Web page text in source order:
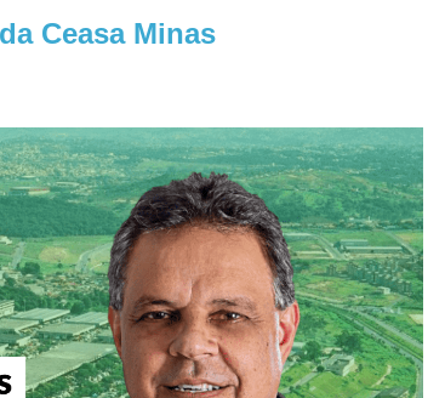
Ceasa Minas